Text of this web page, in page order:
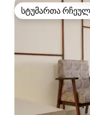
სტუმართა
სტუმართა